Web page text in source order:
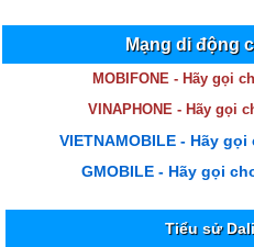
Mạng di động
MOBIFONE - Hãy gọi
VINAPHONE - Hãy gọi
VIETNAMOBILE - Hãy
GMOBILE - Hãy gọi
Tiểu sử